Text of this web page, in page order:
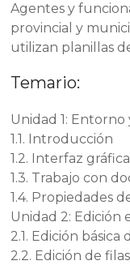
Agentes y
provincial y
utilizan planillas
Temario:
Unidad 1: Entorno
1.1. Introducción
1.2. Interfaz gráfica
1.3. Trabajo con
1.4. Propiedades
Unidad 2: Edición
2.1. Edición
2.2. Edición de